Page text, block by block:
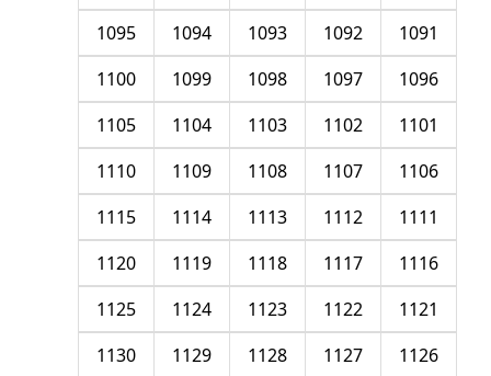
1091
1092
1093
1094
1095
1096
1097
1098
1099
1100
1101
1102
1103
1104
1105
1106
1107
1108
1109
1110
1111
1112
1113
1114
1115
1116
1117
1118
1119
1120
1121
1122
1123
1124
1125
1126
1127
1128
1129
1130